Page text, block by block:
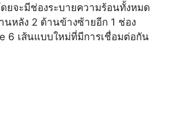
ยจะมีช่องระบายความร้อนทั้งหมด
นหลัง 2 ด้านข้างซ้ายอีก 1 ช่อง
6 เส้นแบบใหม่ที่มีการเชื่อมต่อกัน